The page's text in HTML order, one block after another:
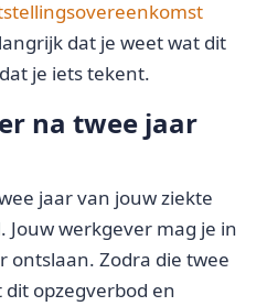
dat je weet wat dit
je iets tekent.
na twee jaar
jaar van jouw ziekte
Jouw werkgever mag je in
ontslaan. Zodra die twee
opzegverbod en